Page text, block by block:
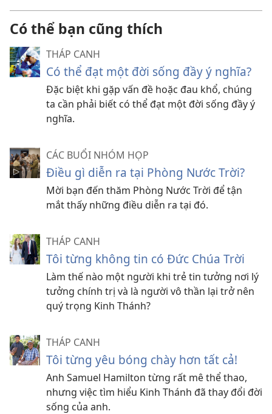
Có thể bạn cũng thích
THÁP CANH
Có thể đạt một đời sống đầy ý nghĩa?
Đặc biệt khi gặp vấn đề hoặc đau khổ, chúng
ta cần phải biết có thể đạt một đời sống đầy ý
nghĩa.
CÁC BUỔI NHÓM HỌP
Điều gì diễn ra tại Phòng Nước Trời?
Mời bạn đến thăm Phòng Nước Trời để tận
mắt thấy những điều diễn ra tại đó.
THÁP CANH
Tôi từng không tin có Đức Chúa Trời
Làm thế nào một người khi trẻ tin tưởng nơi lý
tưởng chính trị và là người vô thần lại trở nên
quý trọng Kinh Thánh?
THÁP CANH
Tôi từng yêu bóng chày hơn tất cả!
Anh Samuel Hamilton từng rất mê thể thao,
nhưng việc tìm hiểu Kinh Thánh đã thay đổi đời
sống của anh.